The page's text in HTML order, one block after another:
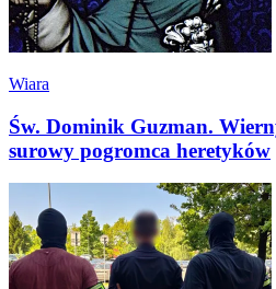
Wiara
Św. Dominik Guzman.
surowy pogromca heretyków